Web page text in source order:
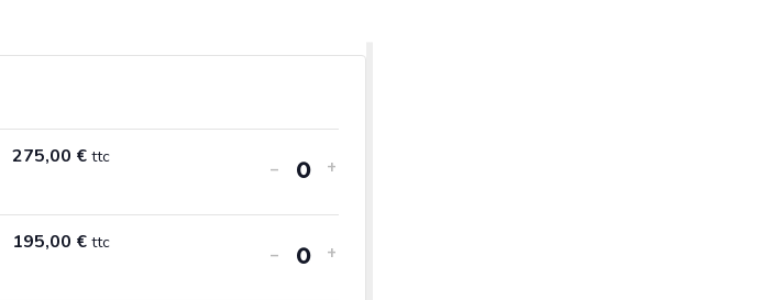
275,00 € ttc -
Quantité
+
195,00 € ttc -
Quantité
+